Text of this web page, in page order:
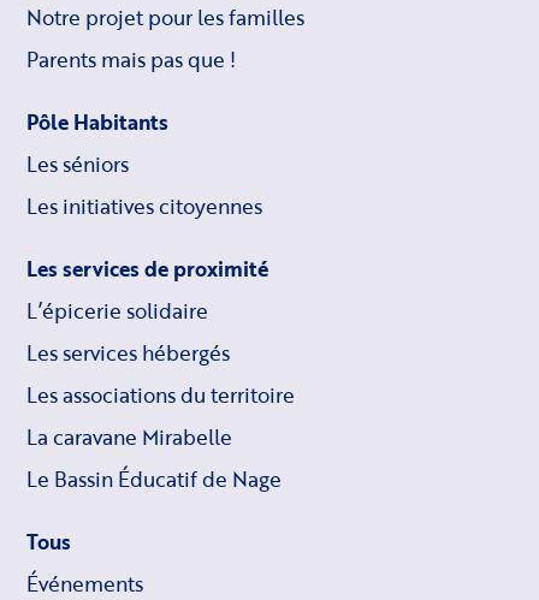
Notre projet pour les familles
Parents mais pas que !
Pôle Habitants
Les séniors
Les initiatives citoyennes
Les services de proximité
L’épicerie solidaire
Les services hébergés
Les associations du territoire
La caravane Mirabelle
Le Bassin Éducatif de Nage
Tous
Événements